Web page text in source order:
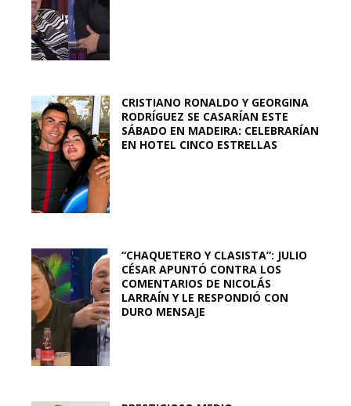
CRISTIANO RONALDO Y GEORGINA
RODRÍGUEZ SE CASARÍAN ESTE
SÁBADO EN MADEIRA: CELEBRARÍAN
EN HOTEL CINCO ESTRELLAS
“CHAQUETERO Y CLASISTA”: JULIO
CÉSAR APUNTÓ CONTRA LOS
COMENTARIOS DE NICOLÁS
LARRAÍN Y LE RESPONDIÓ CON
DURO MENSAJE